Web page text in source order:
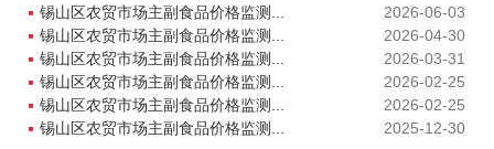
2026-06-03
锡山区农贸市场主副食品价格监测...
2026-04-30
锡山区农贸市场主副食品价格监测...
2026-03-31
锡山区农贸市场主副食品价格监测...
2026-02-25
锡山区农贸市场主副食品价格监测...
2026-02-25
锡山区农贸市场主副食品价格监测...
2025-12-30
锡山区农贸市场主副食品价格监测...